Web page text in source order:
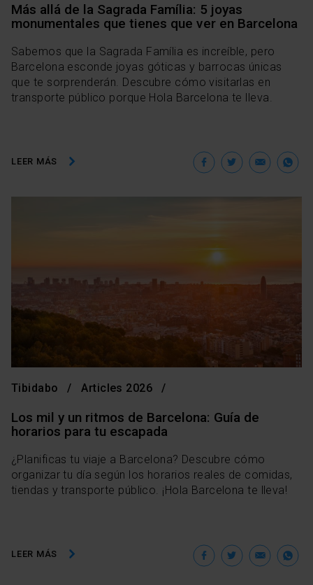
Más allá de la Sagrada Família: 5 joyas
monumentales que tienes que ver en Barcelona
Sabemos que la Sagrada Família es increíble, pero
Barcelona esconde joyas góticas y barrocas únicas
que te sorprenderán. Descubre cómo visitarlas en
transporte público porque Hola Barcelona te lleva.
LEER MÁS Facebook
Twitter
Tibidabo Articles 2026
Los mil y un ritmos de Barcelona: Guía de
horarios para tu escapada
¿Planificas tu viaje a Barcelona? Descubre cómo
organizar tu día según los horarios reales de comidas,
tiendas y transporte público. ¡Hola Barcelona te lleva!
LEER MÁS Facebook
Twitter